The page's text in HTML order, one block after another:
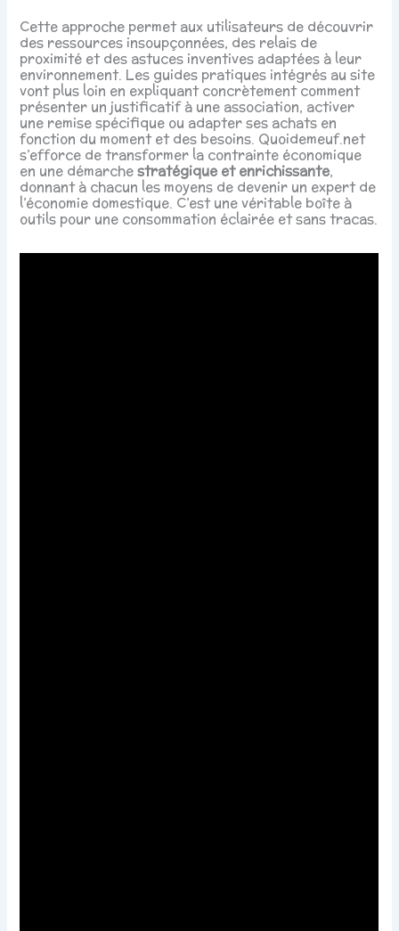
Cette approche permet aux utilisateurs de découvrir
des ressources insoupçonnées, des relais de
proximité et des astuces inventives adaptées à leur
environnement. Les guides pratiques intégrés au site
vont plus loin en expliquant concrètement comment
présenter un justificatif à une association, activer
une remise spécifique ou adapter ses achats en
fonction du moment et des besoins. Quoidemeuf.net
s’efforce de transformer la contrainte économique
en une démarchestratégique et enrichissante,
donnant à chacun les moyens de devenir un expert de
l’économie domestique. C’est une véritable boîte à
outils pour une consommation éclairée et sans tracas.